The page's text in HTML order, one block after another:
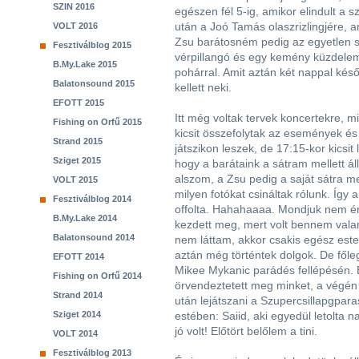
SZIN 2016
VOLT 2016
Fesztiválblog 2015
B.My.Lake 2015
Balatonsound 2015
EFOTT 2015
Fishing on Orfű 2015
Strand 2015
Sziget 2015
VOLT 2015
Fesztiválblog 2014
B.My.Lake 2014
Balatonsound 2014
EFOTT 2014
Fishing on Orfű 2014
Strand 2014
Sziget 2014
VOLT 2014
Fesztiválblog 2013
egészen fél 5-ig, amikor elindult a
után a Joó Tamás olaszrizlingjére,
Zsu barátosném pedig az egyetlen
vérpillangó és egy kemény
pohárral. Amit aztán két nappal
kellett neki.
Itt még voltak tervek koncertekre,
kicsit összefolytak az események
játszikon leszek, de 17:15-kor
hogy a barátaink a sátram mellett
alszom, a Zsu pedig a saját sátra
milyen fotókat csináltak rólunk. Így
offolta. Hahahaaaa. Mondjuk nem
kezdett meg, mert volt bennem
nem láttam, akkor csakis egész
aztán még történtek dolgok. De
Mikee Mykanic parádés
örvendeztetett meg minket, a
után lejátszani a
estében: Saiid, aki egyedül letolta
jó volt! Előtört belőlem a tini.